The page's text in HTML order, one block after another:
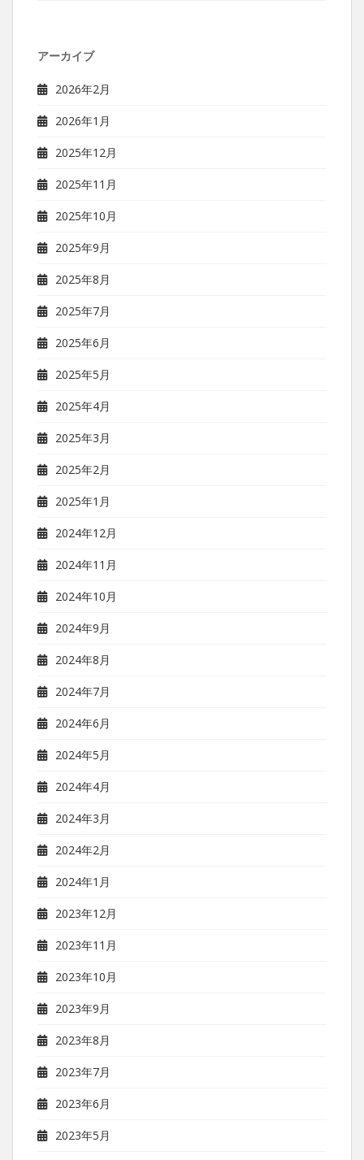
アーカイブ
2026年2月
2026年1月
2025年12月
2025年11月
2025年10月
2025年9月
2025年8月
2025年7月
2025年6月
2025年5月
2025年4月
2025年3月
2025年2月
2025年1月
2024年12月
2024年11月
2024年10月
2024年9月
2024年8月
2024年7月
2024年6月
2024年5月
2024年4月
2024年3月
2024年2月
2024年1月
2023年12月
2023年11月
2023年10月
2023年9月
2023年8月
2023年7月
2023年6月
2023年5月